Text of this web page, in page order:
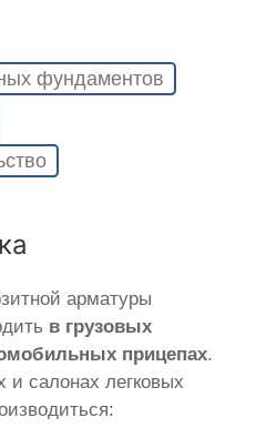
фундаментов
арматуры
в грузовых
прицепах.
и салонах легковых